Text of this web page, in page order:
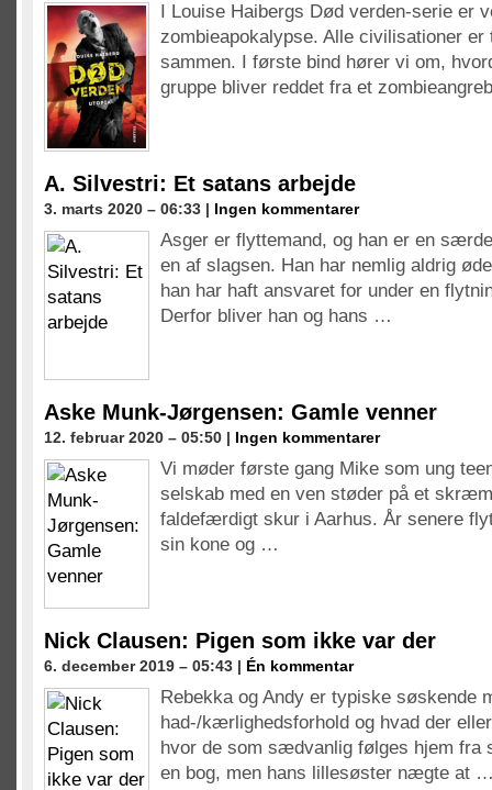
I Louise Haibergs Død verden-serie er
zombieapokalypse. Alle civilisationer er
sammen. I første bind hører vi om,
gruppe bliver reddet fra et
A. Silvestri: Et satans arbejde
3. marts 2020 – 06:33 | Ingen kommentarer
Asger er flyttemand, og han er en
en af slagsen. Han har nemlig aldrig
han har haft ansvaret for under en
Derfor bliver han og hans …
Aske Munk-Jørgensen: Gamle venner
12. februar 2020 – 05:50 | Ingen kommentarer
Vi møder første gang Mike som ung
selskab med en ven støder på et
faldefærdigt skur i Aarhus. År senere
sin kone og …
Nick Clausen: Pigen som ikke var der
6. december 2019 – 05:43 | Én kommentar
Rebekka og Andy er typiske søskende
had-/kærlighedsforhold og hvad der
hvor de som sædvanlig følges hjem fra
en bog, men hans lillesøster nægte at